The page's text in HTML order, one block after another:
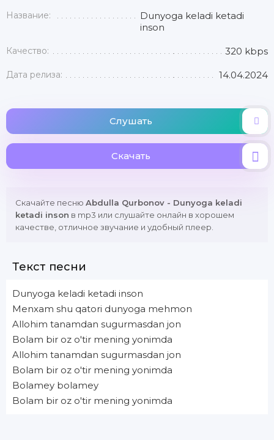
Название:
Dunyoga keladi ketadi
inson
Качество: 320 kbps
Дата релиза: 14.04.2024
Слушать
Скачать
Скачайте песню Abdulla Qurbonov - Dunyoga keladi
ketadi inson в mp3 или слушайте онлайн в хорошем
качестве, отличное звучание и удобный плеер.
Текст песни
Dunyoga keladi ketadi inson
Menxam shu qatori dunyoga mehmon
Allohim tanamdan sugurmasdan jon
Bolam bir oz o'tir mening yonimda
Allohim tanamdan sugurmasdan jon
Bolam bir oz o'tir mening yonimda
Bolamey bolamey
Bolam bir oz o'tir mening yonimda